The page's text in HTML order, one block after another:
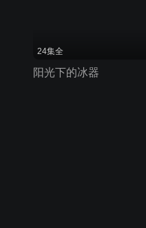
24集全
阳光下的冰器